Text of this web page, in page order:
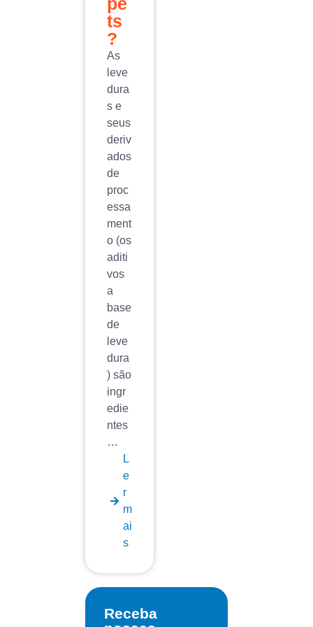
ts
?
As
leve
dura
s e
seus
deriv
ados
de
proc
essa
ment
o (os
aditi
vos
a
base
de
leve
dura
) são
ingr
edie
ntes
…
L
e
r
m
ai
s
Receba